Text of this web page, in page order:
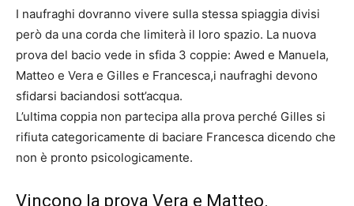
I naufraghi dovranno vivere sulla stessa spiaggia divisi
però da una corda che limiterà il loro spazio. La nuova
prova del bacio vede in sfida 3 coppie: Awed e Manuela,
Matteo e Vera e Gilles e Francesca,i naufraghi devono
sfidarsi baciandosi sott’acqua.
L’ultima coppia non partecipa alla prova perché Gilles si
rifiuta categoricamente di baciare Francesca dicendo che
non è pronto psicologicamente.
Vincono la prova Vera e Matteo.